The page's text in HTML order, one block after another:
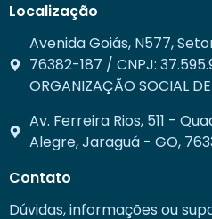
Localização
Avenida Goiás, N577,
76382-187 / CNPJ:
ORGANIZAÇÃO SOCIAL
Av. Ferreira Rios, 511 -
Alegre, Jaraguá - GO,
Contato
Dúvidas, informações ou